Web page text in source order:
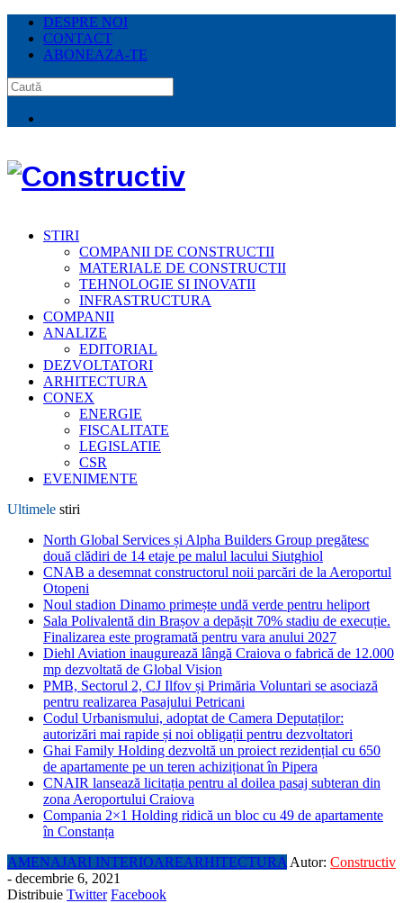
DESPRE NOI
CONTACT
ABONEAZA-TE
STIRI
COMPANII DE CONSTRUCTII
MATERIALE DE CONSTRUCTII
TEHNOLOGIE SI INOVATII
INFRASTRUCTURA
COMPANII
ANALIZE
EDITORIAL
DEZVOLTATORI
ARHITECTURA
CONEX
ENERGIE
FISCALITATE
LEGISLATIE
CSR
EVENIMENTE
Ultimele stiri
North Global Services și Alpha Builders Group pregătesc
două clădiri de 14 etaje pe malul lacului Siutghiol
CNAB a desemnat constructorul noii parcări de la Aeroportul
Otopeni
Noul stadion Dinamo primește undă verde pentru heliport
Sala Polivalentă din Brașov a depășit 70% stadiu de execuție.
Finalizarea este programată pentru vara anului 2027
Diehl Aviation inaugurează lângă Craiova o fabrică de 12.000
mp dezvoltată de Global Vision
PMB, Sectorul 2, CJ Ilfov și Primăria Voluntari se asociază
pentru realizarea Pasajului Petricani
Codul Urbanismului, adoptat de Camera Deputaților:
autorizări mai rapide și noi obligații pentru dezvoltatori
Ghai Family Holding dezvoltă un proiect rezidențial cu 650
de apartamente pe un teren achiziționat în Pipera
CNAIR lansează licitația pentru al doilea pasaj subteran din
zona Aeroportului Craiova
Compania 2×1 Holding ridică un bloc cu 49 de apartamente
în Constanța
AMENAJARI INTERIOAREARHITECTURA Autor: Constructiv
- decembrie 6, 2021
Distribuie Twitter Facebook